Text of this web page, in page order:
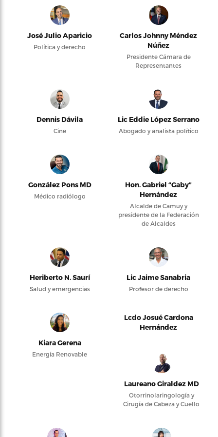
José Julio Aparicio
Política y derecho
Carlos Johnny Méndez
Núñez
Presidente Cámara de
Representantes
Dennis Dávila
Cine
Lic Eddie López Serrano
Abogado y analista político
González Pons MD
Médico radiólogo
Hon. Gabriel “Gaby”
Hernández
Alcalde de Camuy y
presidente de la Federación
de Alcaldes
Heriberto N. Saurí
Salud y emergencias
Lic Jaime Sanabria
Profesor de derecho
Kiara Gerena
Energía Renovable
Lcdo Josué Cardona
Hernández
Laureano Giraldez MD
Otorrinolaringología y
Cirugía de Cabeza y Cuello